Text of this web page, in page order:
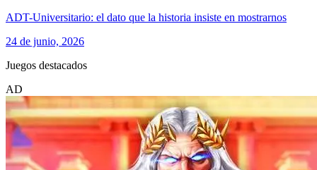
ADT-Universitario: el dato que la historia insiste en mostrarnos
24 de junio, 2026
Juegos destacados
AD